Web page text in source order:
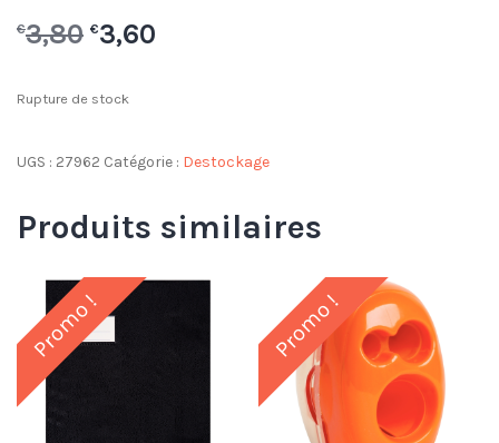
€3,80 €3,60
Rupture de stock
UGS : 27962 Catégorie : Destockage
Produits similaires
Promo ! Promo !